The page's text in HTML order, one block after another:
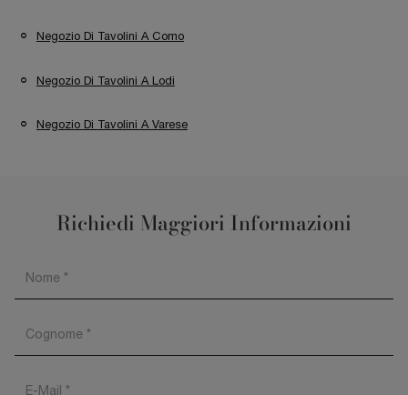
Negozio Di Tavolini A Como
Negozio Di Tavolini A Lodi
Negozio Di Tavolini A Varese
Richiedi Maggiori Informazioni